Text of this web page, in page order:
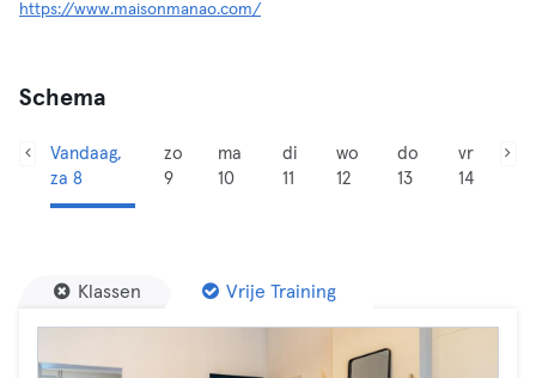
https://www.maisonmanao.com/
Schema
Vandaag,
za 8
zo
9
ma
10
di
11
wo
12
do
13
vr
14
Klassen Vrije Training